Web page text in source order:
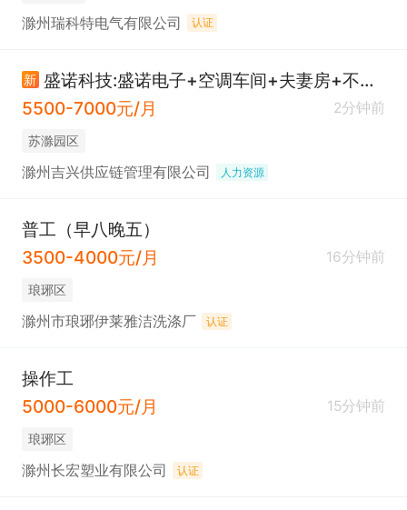
滁州瑞科特电气有限公司 认证
新
盛诺科技:盛诺电子+空调车间+夫妻房+不穿无尘服
5500-7000元/月
2分钟前
苏滁园区
滁州吉兴供应链管理有限公司 人力资源
普工（早八晚五）
3500-4000元/月
16分钟前
琅琊区
滁州市琅琊伊莱雅洁洗涤厂 认证
操作工
5000-6000元/月
15分钟前
琅琊区
滁州长宏塑业有限公司 认证